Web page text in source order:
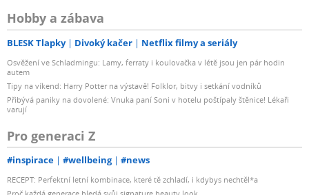
Hobby a zábava
BLESK Tlapky Divoký kačer Netflix filmy a seriály
Osvěžení ve Schladmingu: Lamy, ferraty i koulovačka v létě jsou jen pár hodin
autem
Tipy na víkend: Harry Potter na výstavě! Folklor, bitvy i setkání vodníků
Přibývá paniky na dovolené: Vnuka paní Soni v hotelu poštípaly štěnice! Lékaři
varují
Pro generaci Z
#inspirace #wellbeing #news
RECEPT: Perfektní letní kombinace, které tě zchladí, i kdybys nechtěl*a